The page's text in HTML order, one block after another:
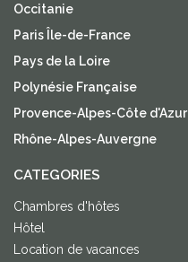
Occitanie
Paris Île-de-France
Pays de la Loire
Polynésie Française
Provence-Alpes-Côte d'Azur
Rhône-Alpes-Auvergne
CATEGORIES
Chambres d'hôtes
Hôtel
Location de vacances